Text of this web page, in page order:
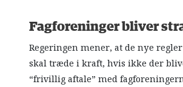
Fagforeninger bliver
Regeringen mener, at de nye
skal træde i kraft, hvis ikke der
“frivillig aftale” med